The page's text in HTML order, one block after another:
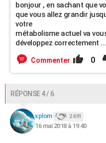
bonjour , en sachant que
que vous allez grandir
votre
métabolisme actuel va
développez correctement
Commenter 0
RÉPONSE 4 / 6
xplom 2 691
16 mai 2018 à 19:40